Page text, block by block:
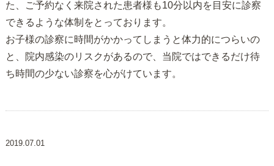
た、ご予約なく来院された患者様も10分以内を目安に診察
できるような体制をとっております。
お子様の診察に時間がかかってしまうと体力的につらいの
と、院内感染のリスクがあるので、当院ではできるだけ待
ち時間の少ない診察を心がけています。
2019.07.01